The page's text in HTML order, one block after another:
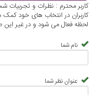
کاربر محترم : نظرات و تجربیات
کاربران در انتخاب های خود کمک
لحظه فعال می شود و در غیر
نام شما
عنوان نظر شما